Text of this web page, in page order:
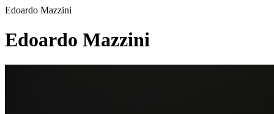
Edoardo Mazzini
Edoardo Mazzini